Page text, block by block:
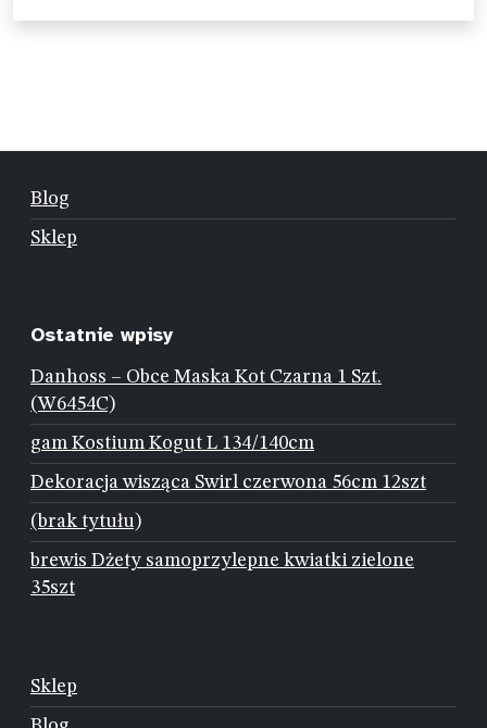
Blog
Sklep
Ostatnie wpisy
Danhoss – Obce Maska Kot Czarna 1 Szt.
(W6454C)
gam Kostium Kogut L 134/140cm
Dekoracja wisząca Swirl czerwona 56cm 12szt
(brak tytułu)
brewis Dżety samoprzylepne kwiatki zielone
35szt
Sklep